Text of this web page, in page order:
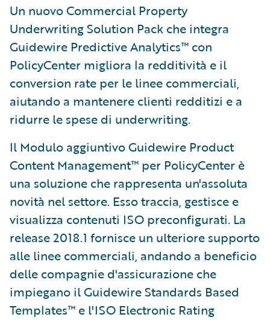
Un nuovo Commercial Property
Underwriting Solution Pack che integra
Guidewire Predictive Analytics™ con
PolicyCenter migliora la redditività e il
conversion rate per le linee commerciali,
aiutando a mantenere clienti redditizi e a
ridurre le spese di underwriting.
Il Modulo aggiuntivo Guidewire Product
Content Management™ per PolicyCenter è
una soluzione che rappresenta un'assoluta
novità nel settore. Esso traccia, gestisce e
visualizza contenuti ISO preconfigurati. La
release 2018.1 fornisce un ulteriore supporto
alle linee commerciali, andando a beneficio
delle compagnie d'assicurazione che
impiegano il Guidewire Standards Based
Templates™ e l'ISO Electronic Rating